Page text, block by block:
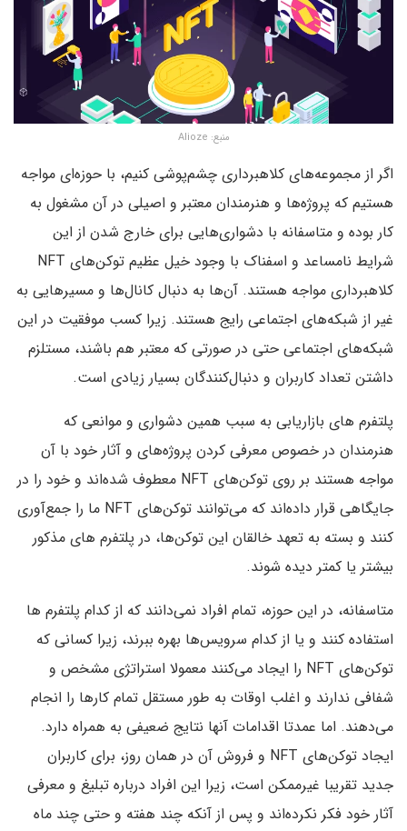
منبع: Alioze
اگر از مجموعه‌های کلاهبرداری چشم‌پوشی کنیم، با حوزه‌ای مواجه
هستیم که پروژه‌ها و هنرمندان معتبر و اصیلی در آن مشغول به
کار بوده و متاسفانه با دشواری‌هایی برای خارج شدن از این
شرایط نامساعد و اسفناک با وجود خیل عظیم توکن‌های NFT
کلاهبرداری مواجه هستند. آن‌ها به دنبال کانال‌ها و مسیرهایی به
غیر از شبکه‌های اجتماعی رایج هستند. زیرا کسب موفقیت در این
شبکه‌های اجتماعی حتی در صورتی که معتبر هم باشند، مستلزم
داشتن تعداد کاربران و دنبال‌کنندگان بسیار زیادی است.
پلتفرم های بازاریابی به سبب همین دشواری و موانعی که
هنرمندان در خصوص معرفی کردن پروژه‌های و آثار خود با آن
مواجه هستند بر روی توکن‌های NFT معطوف شده‌اند و خود را در
جایگاهی قرار داده‌اند که می‌توانند توکن‌های NFT ما را جمع‌آوری
کنند و بسته به تعهد خالقان این توکن‌ها، در پلتفرم های مذکور
بیشتر یا کمتر دیده شوند.
متاسفانه، در این حوزه، تمام افراد نمی‌دانند که از کدام پلتفرم ها
استفاده کنند و یا از کدام سرویس‌ها بهره ببرند، زیرا کسانی که
توکن‌های NFT را ایجاد می‌کنند معمولا استراتژی مشخص و
شفافی ندارند و اغلب اوقات به طور مستقل تمام کارها را انجام
می‌دهند. اما عمدتا اقدامات آنها نتایج ضعیفی به همراه دارد.
ایجاد توکن‌های NFT و فروش آن در همان روز، برای کاربران
جدید تقریبا غیرممکن است، زیرا این افراد درباره تبلیغ و معرفی
آثار خود فکر نکرده‌اند و پس از آنکه چند هفته و حتی چند ماه